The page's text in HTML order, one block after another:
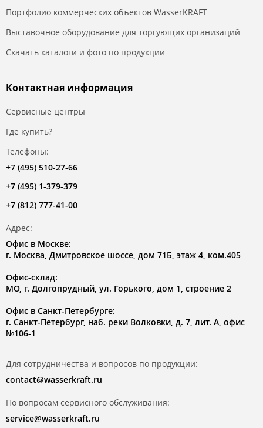
Портфолио коммерческих объектов WasserKRAFT
Выставочное оборудование для торгующих организаций
Скачать каталоги и фото по продукции
Контактная информация
Сервисные центры
Где купить?
Телефоны:
+7 (495) 510-27-66
+7 (495) 1-379-379
+7 (812) 777-41-00
Адрес:
Офис в Москве:
г. Москва, Дмитровское шоссе, дом 71Б, этаж 4, ком.405
Офис-склад:
МО, г. Долгопрудный, ул. Горького, дом 1, строение 2
Офис в Санкт-Петербурге:
г. Санкт-Петербург, наб. реки Волковки, д. 7, лит. А, офис
№106-1
Для сотрудничества и вопросов по продукции:
contact@wasserkraft.ru
По вопросам сервисного обслуживания:
service@wasserkraft.ru